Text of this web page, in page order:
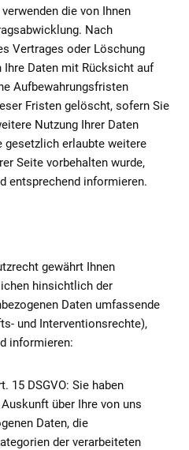
die von Ihnen
Nach
Vertrages oder Löschung
Ihre Daten mit Rücksicht auf
Aufbewahrungsfristen
Fristen gelöscht, sofern Sie
Nutzung Ihrer Daten
gesetzlich erlaubte weitere
Seite vorbehalten wurde,
entsprechend informieren.
gewährt Ihnen
hinsichtlich der
Daten umfassende
und Interventionsrechte),
informieren:
15 DSGVO: Sie haben
über Ihre von uns
Daten, die
der verarbeiteten